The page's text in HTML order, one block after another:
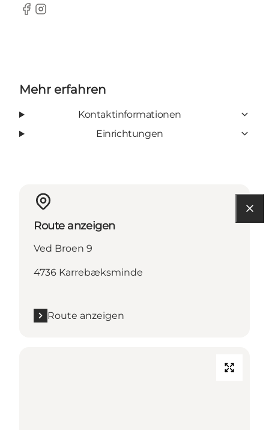
Facebook
Instagram
Mehr erfahren
Kontaktinformationen
Einrichtungen
Route anzeigen
Ved Broen 9
4736 Karrebæksminde
Route anzeigen